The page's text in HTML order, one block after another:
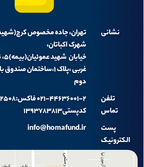
نشانی
تهران، جاده مخصوص
شهرک اکباتان،
غربی ،پلاک ۱،ساختمان
دوم
تلفن
تماس
۰۲۱-
کدپستی۱۳۹۳۷۸۳۸۱۳
پست
الکترونیک
info@homafund.ir